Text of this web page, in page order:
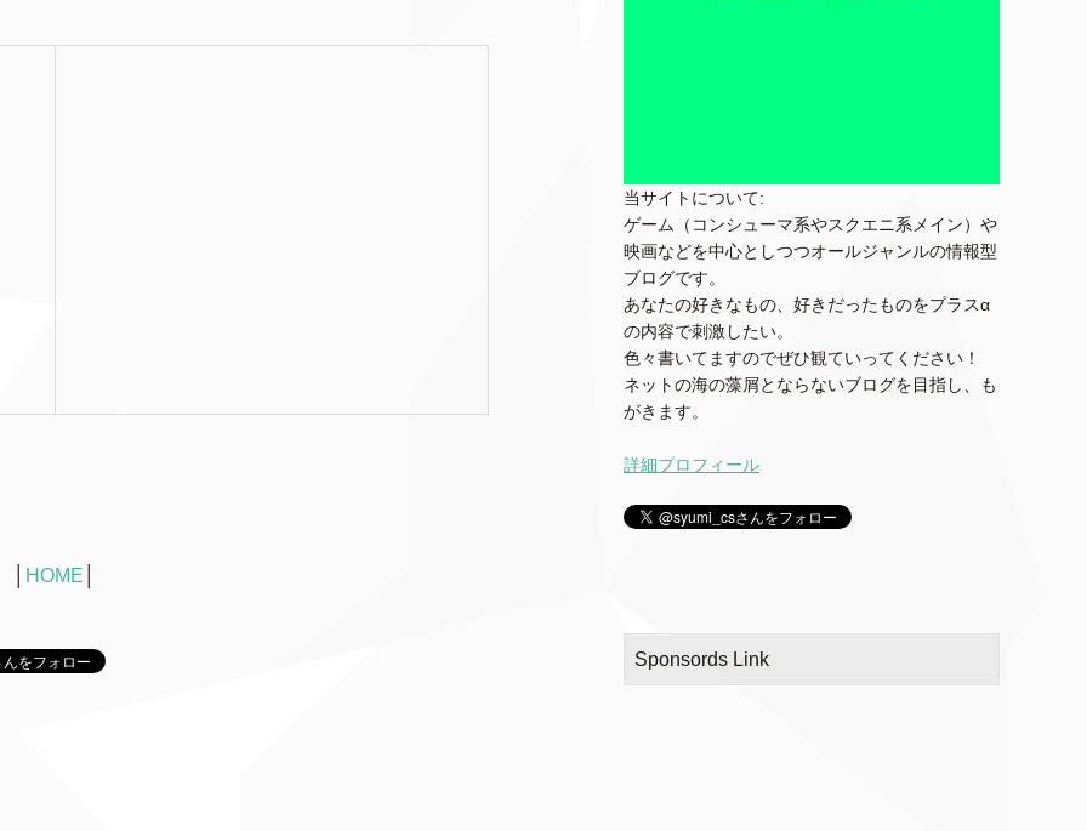
HOME
当サイトについて:
ゲーム（コンシューマ系やスクエニ系メイン）や
映画などを中心としつつオールジャンルの情報型
ブログです。
あなたの好きなもの、好きだったものをプラスα
の内容で刺激したい。
色々書いてますのでぜひ観ていってください！
ネットの海の藻屑とならないブログを目指し、も
がきます。
詳細プロフィール
Sponsords Link